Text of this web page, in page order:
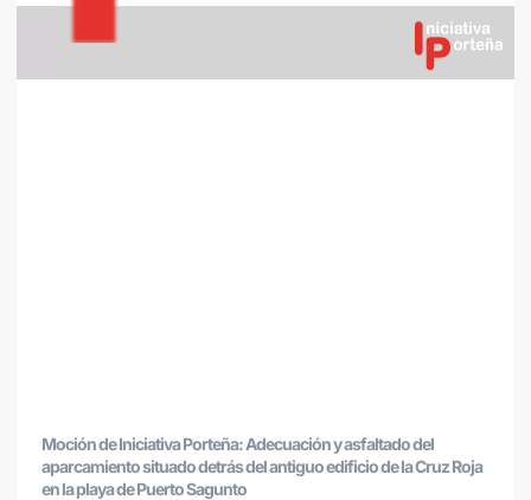
Moción de Iniciativa Porteña: Adecuación y asfaltado del
aparcamiento situado detrás del antiguo edificio de la Cruz Roja
en la playa de Puerto Sagunto